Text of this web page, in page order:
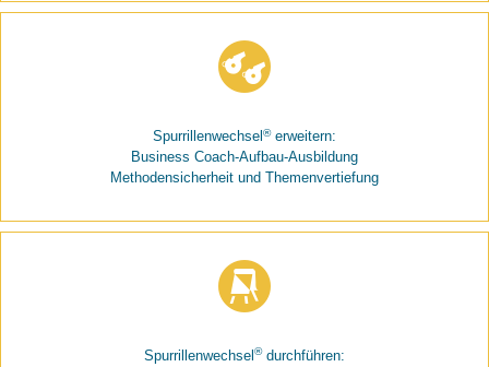
Spurrillenwechsel ®erweitern:
Business Coach-Aufbau-Ausbildung
Methodensicherheit und Themenvertiefung
Spurrillenwechsel ®durchführen: